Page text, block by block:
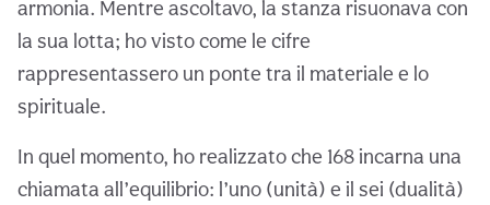
armonia. Mentre ascoltavo, la stanza risuonava con
la sua lotta; ho visto come le cifre
rappresentassero un ponte tra il materiale e lo
spirituale.
In quel momento, ho realizzato che 168 incarna una
chiamata all’equilibrio: l’uno (unità) e il sei (dualità)